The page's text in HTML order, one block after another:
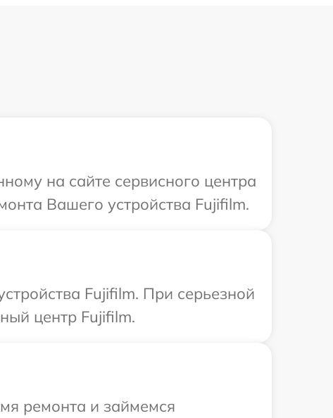
на сайте сервисного центра
Вашего устройства Fujifilm.
Fujifilm. При серьезной
центр Fujifilm.
ремонта и займемся